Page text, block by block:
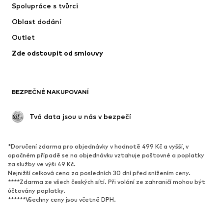
Bundy
Spodní prádlo
Kabáty
Plavky
Upcyklace
Nové
Oblíbené
Tenisky
Lodičky & boty na podpatku
Kozačky
Sandály
Spolupráce s tvůrci
Oblast dodání
Outlet
Zde odstoupit od smlouvy
BEZPEČNÉ NAKUPOVANÍ
Tvá data jsou u nás v bezpečí
*Doručení zdarma pro objednávky v hodnotě 499 Kč a vyšší, v
opačném případě se na objednávku vztahuje poštovné a poplatky
za služby ve výši 49 Kč.
Nejnižší celková cena za posledních 30 dní před snížením ceny.
****Zdarma ze všech českých sítí. Při volání ze zahraničí mohou být
účtovány poplatky.
******Všechny ceny jsou včetně DPH.